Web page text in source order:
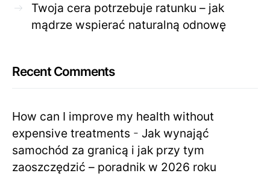
Twoja cera potrzebuje ratunku – jak
mądrze wspierać naturalną odnowę
Recent Comments
How can I improve my health without
expensive treatments - Jak wynająć
samochód za granicą i jak przy tym
zaoszczędzić – poradnik w 2026 roku